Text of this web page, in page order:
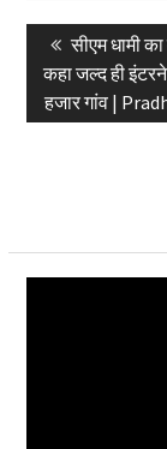
Post
navigation
Previous
post:
सीएम धामी
कहा जल्द ही
हजार गांव |